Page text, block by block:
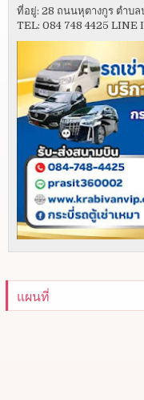
ที่อยู่: 28 ถนนหุตางกูร ตำบล
TEL: 084 748 4425
แผนที่